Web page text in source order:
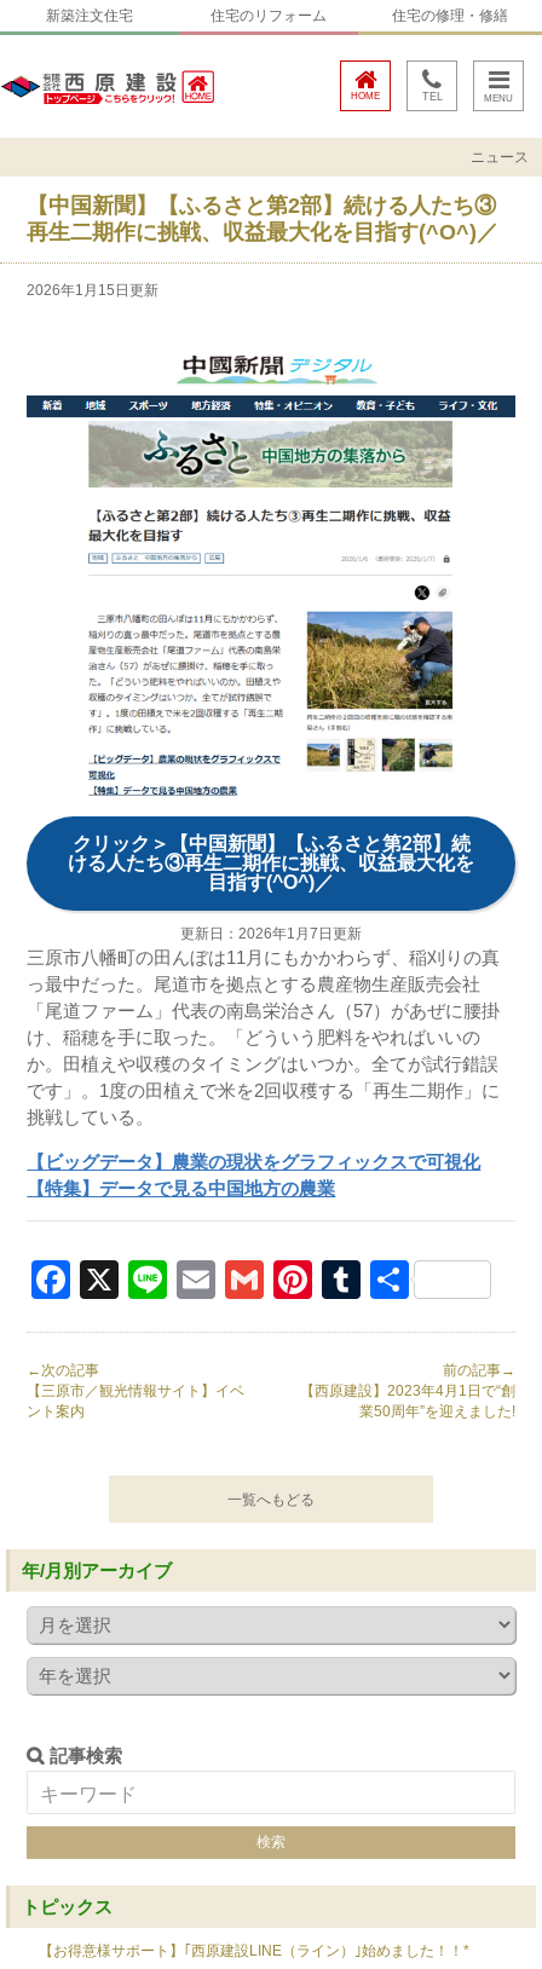
新築注文住宅 住宅のリフォーム 住宅の修理・修繕
TEL
HOME
ニュース
【中国新聞】【ふるさと第2部】続ける人たち③
再生二期作に挑戦、収益最大化を目指す(^O^)／
2026年1月15日更新
クリック＞【中国新聞】【ふるさと第2部】続
ける人たち③再生二期作に挑戦、収益最大化を
目指す(^O^)／
更新日：2026年1月7日更新
三原市八幡町の田んぼは11月にもかかわらず、稲刈りの真
っ最中だった。尾道市を拠点とする農産物生産販売会社
「尾道ファーム」代表の南島栄治さん（57）があぜに腰掛
け、稲穂を手に取った。「どういう肥料をやればいいの
か。田植えや収穫のタイミングはいつか。全てが試行錯誤
です」。 1 度の田植えで米を2回収穫する「再生二期作」に
挑戦している。
【ビッグデータ】農業の現状をグラフィックスで可視化
【特集】データで見る中国地方の農業
Facebook
X LineEmailGmailPinterest
Tumblr
共
前の記事→
【西原建設】2023年4月1日で“創
業50周年”を迎えました!
←次の記事
【三原市／観光情報サイト】イベ
ント案内
一覧へもどる
年/月別アーカイブ
記事検索
トピックス
【お得意様サポート】｢西原建設LINE（ライン）｣始めました！！*